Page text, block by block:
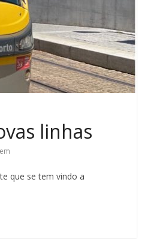
linhas
que se tem vindo a